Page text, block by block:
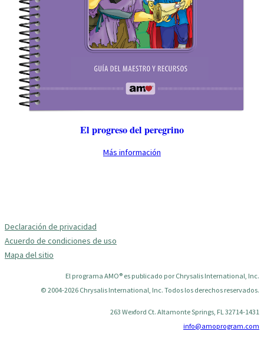
El progreso del peregrino
Más información
Declaración de privacidad
Acuerdo de condiciones de uso
Mapa del sitio
El programa AMO® es publicado por Chrysalis International, Inc.
© 2004-2026 Chrysalis International, Inc. Todos los derechos reservados.
263 Wexford Ct. Altamonte Springs, FL 32714-1431
info@amoprogram.com